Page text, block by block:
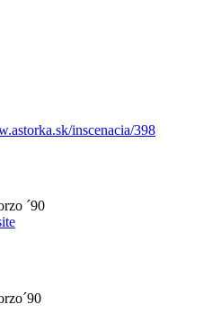
inscenacia/398
´90